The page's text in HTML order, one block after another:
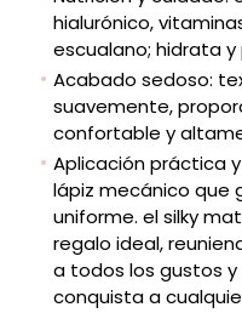
hialurónico,
escualano; hidrata
Acabado sedoso:
suavemente,
confortable y
Aplicación práctica
lápiz mecánico que
uniforme. el silky
regalo ideal,
a todos los gustos
conquista a